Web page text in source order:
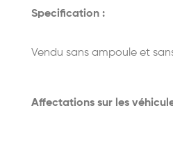
Specification :
Vendu sans ampoule et
Affectations sur les